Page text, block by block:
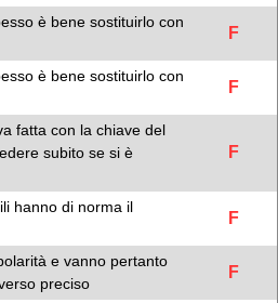
è bene sostituirlo con
F
è bene sostituirlo con
F
fatta con la chiave del
subito se si è
F
hanno di norma il
F
e vanno pertanto
preciso
F